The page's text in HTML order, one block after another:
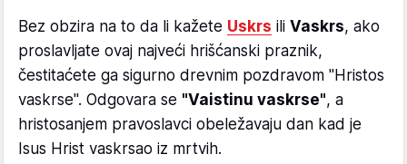
Bez obzira na to da li kažete Uskrs ili Vaskrs, ako
proslavljate ovaj najveći hrišćanski praznik,
čestitaćete ga sigurno drevnim pozdravom "Hristos
vaskrse". Odgovara se "Vaistinu vaskrse", a
hristosanjem pravoslavci obeležavaju dan kad je
Isus Hrist vaskrsao iz mrtvih.